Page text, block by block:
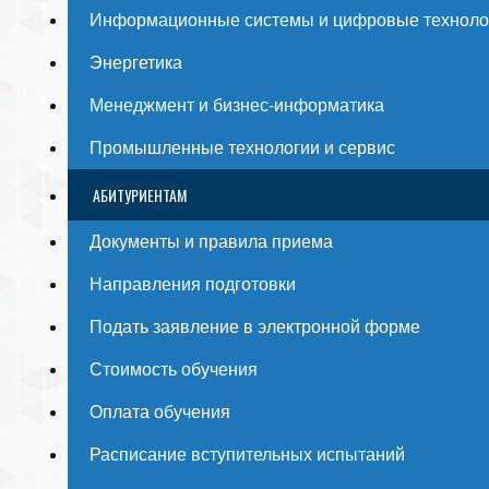
Информационные системы и цифровые
Энергетика
Менеджмент и бизнес-информатика
Промышленные технологии и сервис
АБИТУРИЕНТАМ
Документы и правила приема
Направления подготовки
Подать заявление в электронной форме
Стоимость обучения
Оплата обучения
Расписание вступительных испытаний